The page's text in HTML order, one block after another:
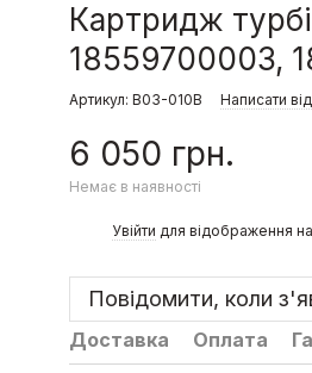
Картридж
18559700003,
Артикул: B03-010B Написати
6 050 грн.
Немає в наявності
Увійти для відображення
Повідомити, коли
Доставка Оплата